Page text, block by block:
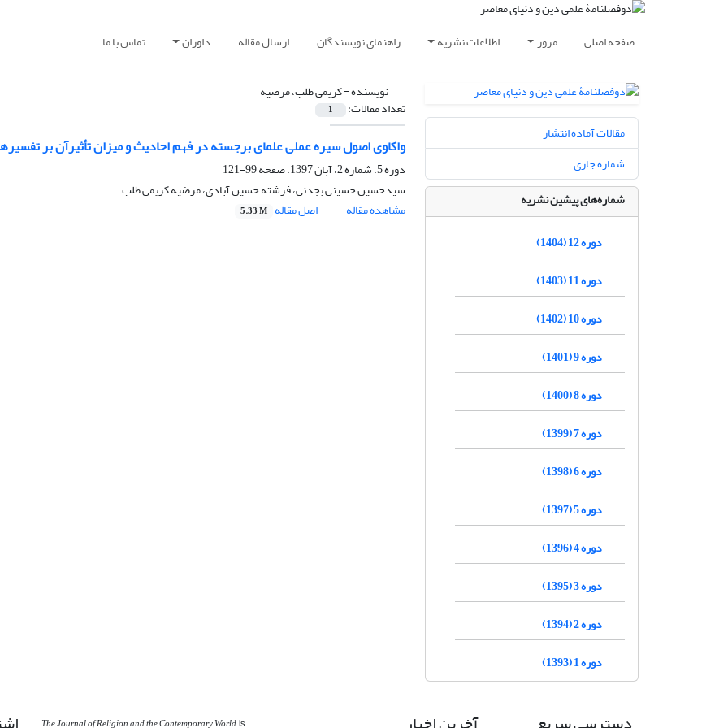
صفحه اصلی مرور اطلاعات نشریه راهنمای نویسندگان ارسال مقاله داوران تماس با ما
نویسنده =کریمی طلب، مرضیه
تعداد مقالات: 1
واکاوی اصول سیره عملی علمای برجسته در فهم احادیث و میزان تأثیرآن بر
دوره 5، شماره 2، آبان 1397، صفحه
99-121
سیدحسین حسینی بجدنی، فرشته حسین آبادی، مرضیه کریمی طلب
مشاهده مقاله
اصل مقاله 5.33 M
مقالات آماده انتشار
شماره جاری
شماره‌های پیشین نشریه
دوره 12 (1404)
دوره 11 (1403)
دوره 10 (1402)
دوره 9 (1401)
دوره 8 (1400)
دوره 7 (1399)
دوره 6 (1398)
دوره 5 (1397)
دوره 4 (1396)
دوره 3 (1395)
دوره 2 (1394)
دوره 1 (1393)
The Journal of Religion and the Contemporary World is